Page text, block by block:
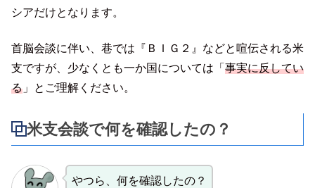
シアだけとなります。
首脳会談に伴い、巷では『ＢＩＧ２』などと喧伝される米
支ですが、少なくとも一か国については「 事実に反してい
る 」とご理解ください。
米支会談で何を確認したの？
やつら、何を確認したの？